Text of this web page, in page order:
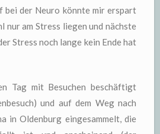
bei der Neuro könnte mir erspart
nur am Stress liegen und nächste
Stress noch lange kein Ende hat
Tag mit Besuchen beschäftigt
und auf dem Weg nach
in Oldenburg eingesammelt, die